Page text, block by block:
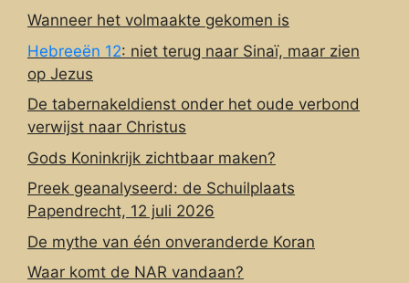
Wanneer het volmaakte gekomen is
Hebreeën 12: niet terug naar Sinaï, maar zien
op Jezus
De tabernakeldienst onder het oude verbond
verwijst naar Christus
Gods Koninkrijk zichtbaar maken?
Preek geanalyseerd: de Schuilplaats
Papendrecht, 12 juli 2026
De mythe van één onveranderde Koran
Waar komt de NAR vandaan?